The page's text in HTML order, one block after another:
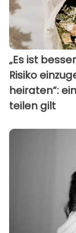
„Es ist
Risiko
heiraten“:
teilen gilt